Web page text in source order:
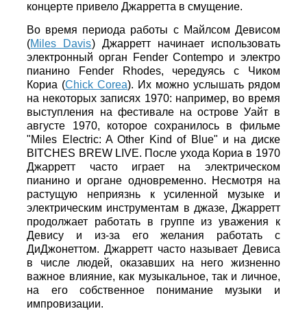
концерте привело Джарретта в смущение.
Во время периода работы с Майлсом Девисом
(Miles Davis) Джарретт начинает использовать
электронный орган Fender Contempo и электро
пианино Fender Rhodes, чередуясь с Чиком
Кориа (Chick Corea). Их можно услышать рядом
на некоторых записях 1970: например, во время
выступления на фестивале на острове Уайт в
августе 1970, которое сохранилось в фильме
"Miles Electric: A Other Kind of Blue" и на диске
BITCHES BREW LIVE. После ухода Кориа в 1970
Джарретт часто играет на электрическом
пианино и органе одновременно. Несмотря на
растущую неприязнь к усиленной музыке и
электрическим инструментам в джазе, Джарретт
продолжает работать в группе из уважения к
Девису и из-за его желания работать с
ДиДжонеттом. Джарретт часто называет Девиса
в числе людей, оказавших на него жизненно
важное влияние, как музыкальное, так и личное,
на его собственное понимание музыки и
импровизации.